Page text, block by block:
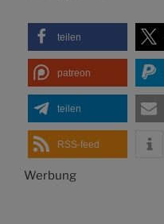
teilen
patreon
teilen
RSS-feed
Werbung